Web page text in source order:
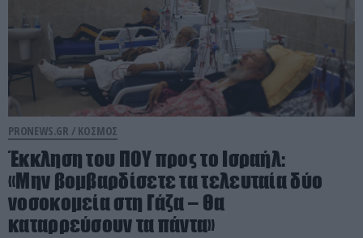
PRONEWS.GR / ΚΟΣΜΟΣ
Έκκληση του ΠΟΥ προς το Ισραήλ:
«Μην βομβαρδίσετε τα τελευταία δύο
νοσοκομεία στη Γάζα – Θα
καταρρεύσουν τα πάντα»